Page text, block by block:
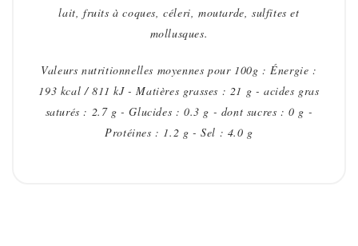
lait, fruits à coques, céleri, moutarde, sulfites et
mollusques.
Valeurs nutritionnelles moyennes pour 100g : Énergie :
193 kcal / 811 kJ - Matières grasses : 21 g - acides gras
saturés : 2.7 g - Glucides : 0.3 g - dont sucres : 0 g -
Protéines : 1.2 g - Sel : 4.0 g